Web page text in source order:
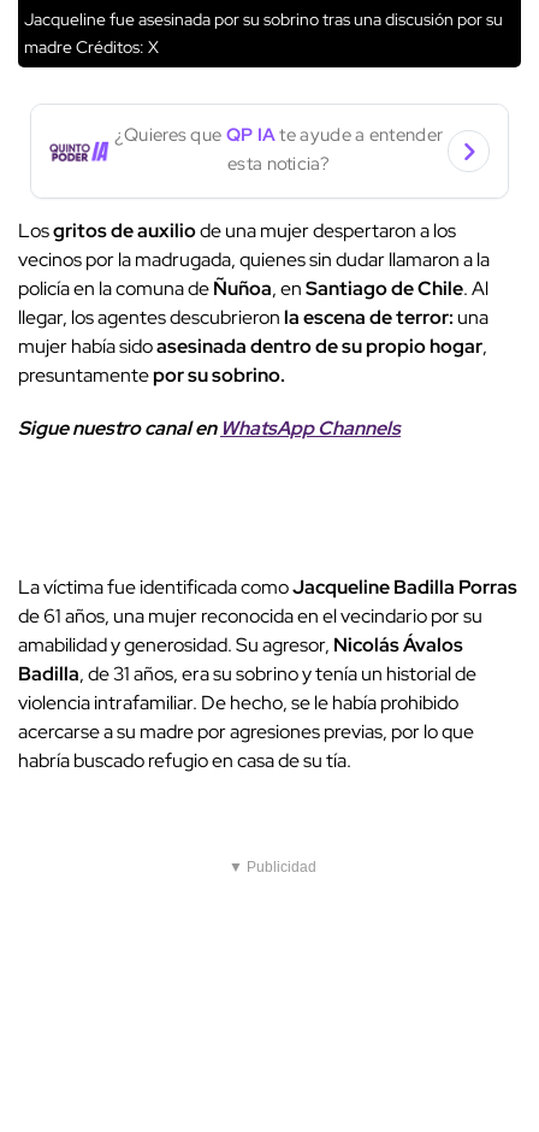
Jacqueline fue asesinada por su sobrino tras una discusión por su
madreCréditos: X
¿Quieres que QP IAte ayude a entender
esta noticia?
Losgritos de auxiliode una mujer despertaron a los
vecinos por la madrugada, quienes sin dudar llamaron a la
policía en la comuna deÑuñoa, enSantiago de Chile. Al
llegar, los agentes descubrieronla escena de terror: una
mujer había sidoasesinada dentro de su propio hogar,
presuntamentepor su sobrino.
Sigue nuestro canal en WhatsApp Channels
La víctima fue identificada comoJacqueline Badilla Porras
de 61 años, una mujer reconocida en el vecindario por su
amabilidad y generosidad. Su agresor, Nicolás Ávalos
Badilla, de 31 años, era su sobrino y tenía un historial de
violencia intrafamiliar. De hecho, se le había prohibido
acercarse a su madre por agresiones previas, por lo que
habría buscado refugio en casa de su tía.
▼ Publicidad